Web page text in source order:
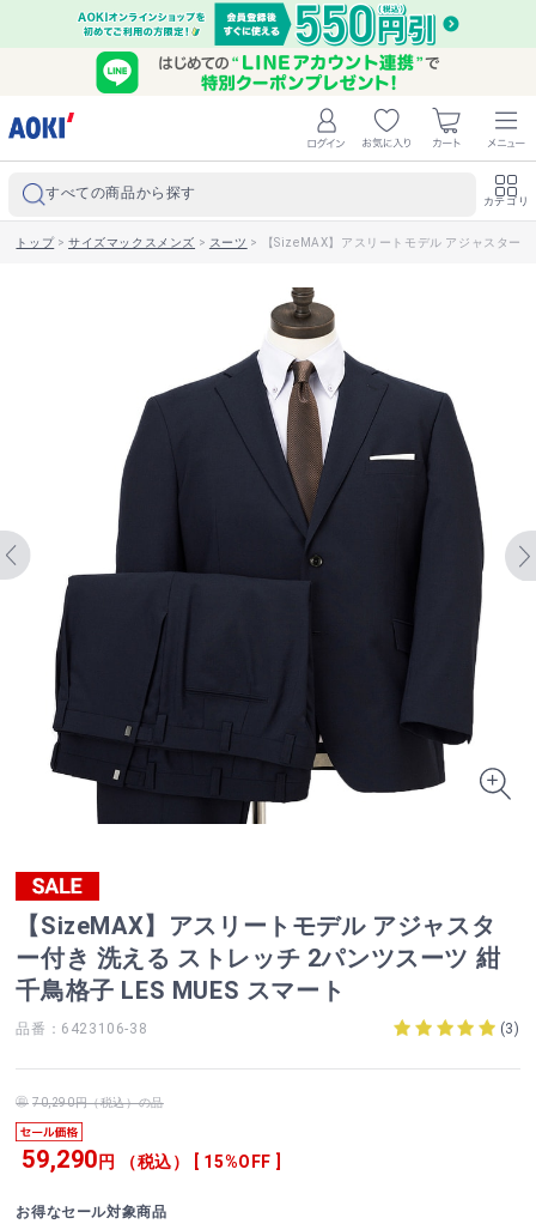
すべての商品から探す カテゴリ
トップ>サイズマックスメンズ > スーツ > 【SizeMAX】アスリートモデル アジャスター
【SizeMAX】アスリートモデル アジャスタ
ー付き 洗える ストレッチ 2パンツスーツ 紺
千鳥格子 LES MUES スマート
品番：6423106-38 (3)
70,290円（税込）の品
59,290 円 （税込） [ 15%OFF ]
お得なセール対象商品